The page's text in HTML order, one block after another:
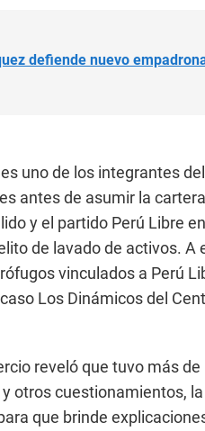
defiende nuevo
uno de los integrantes
antes de asumir la
y el partido Perú Libre
de lavado de activos. A
vinculados a Perú
Los Dinámicos del
reveló que tuvo más
otros cuestionamientos,
que brinde